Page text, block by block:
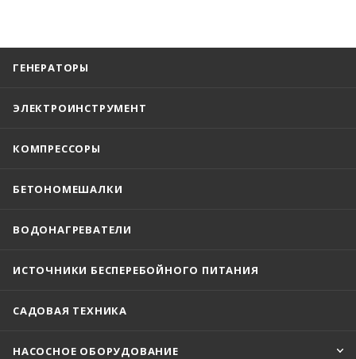
ГЕНЕРАТОРЫ
ЭЛЕКТРОИНСТРУМЕНТ
КОМПРЕССОРЫ
БЕТОНОМЕШАЛКИ
ВОДОНАГРЕВАТЕЛИ
ИСТОЧНИКИ БЕСПЕРЕБОЙНОГО ПИТАНИЯ
САДОВАЯ ТЕХНИКА
НАСОСНОЕ ОБОРУДОВАНИЕ